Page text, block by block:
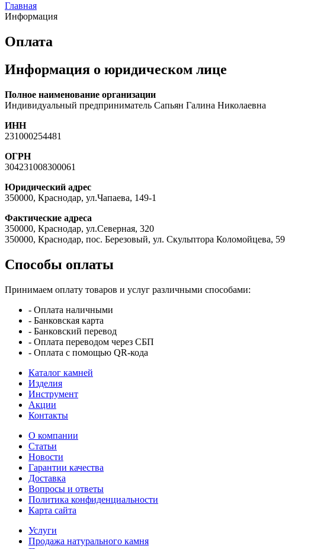
Главная
Информация
Оплата
Информация о юридическом лице
Полное наименование организации
Индивидуальный предприниматель Сапьян Галина Николаевна
ИНН
231000254481
ОГРН
304231008300061
Юридический адрес
350000, Краснодар, ул.Чапаева, 149-1
Фактические адреса
350000, Краснодар, ул.Северная, 320
350000, Краснодар, пос. Березовый, ул. Скульптора Коломойцева, 59
Способы оплаты
Принимаем оплату товаров и услуг различными способами:
- Оплата наличными
- Банковская карта
- Банковский перевод
- Оплата переводом через СБП
- Оплата с помощью QR-кода
Каталог камней
Изделия
Инструмент
Акции
Контакты
О компании
Статьи
Новости
Гарантии качества
Доставка
Вопросы и ответы
Политика конфиденциальности
Карта сайта
Услуги
Продажа натурального камня